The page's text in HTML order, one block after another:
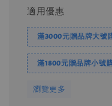
適用優惠
滿3000元贈品牌大號
滿1800元贈品牌小號
瀏覽更多